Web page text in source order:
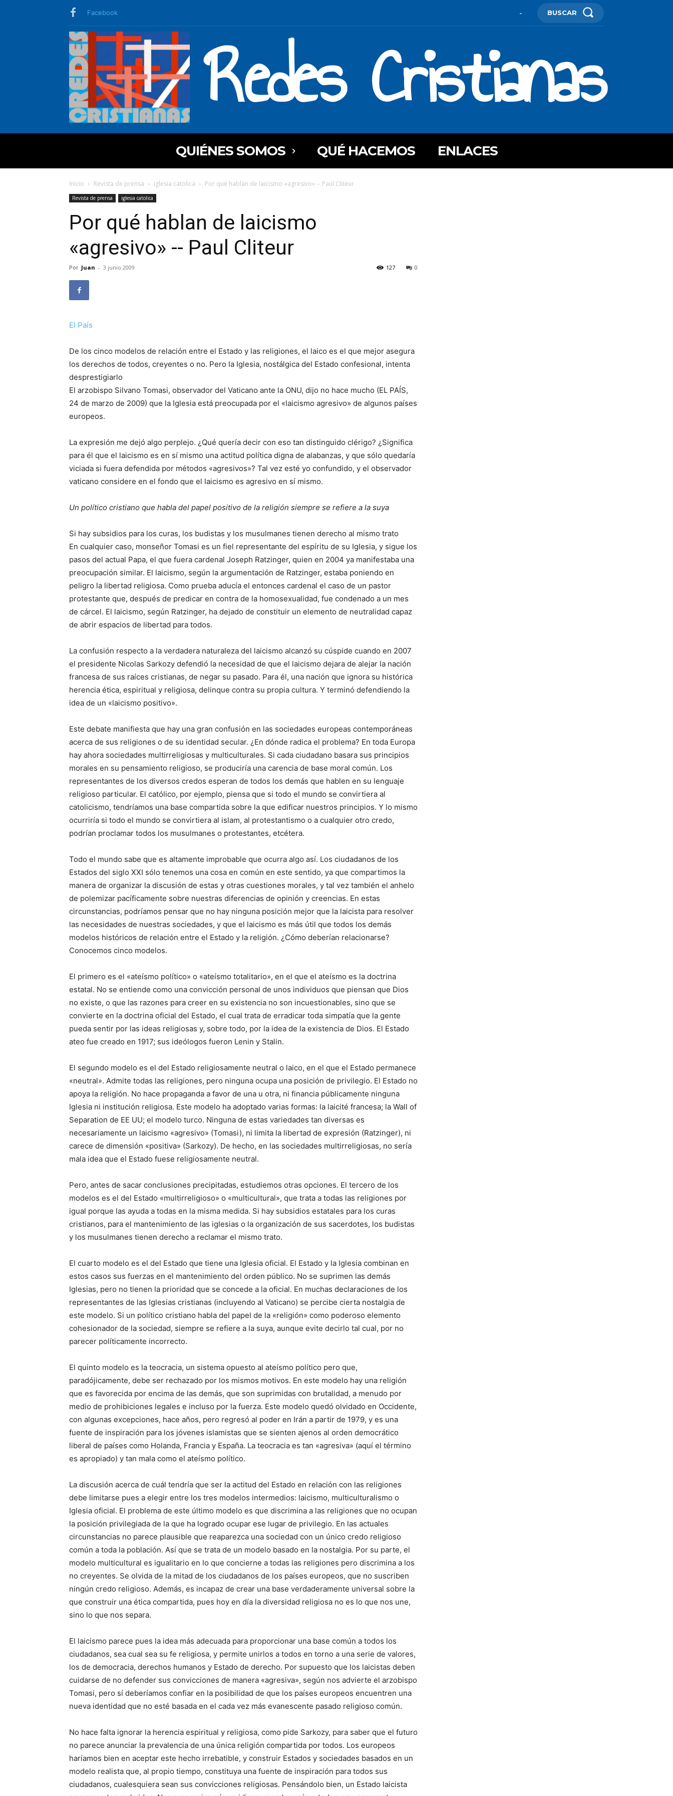
Facebook - BUSCAR
Redes Cristianas
QUIÉNES SOMOS QUÉ HACEMOS ENLACES
Inicio Revista de prensa iglesia catolica Por qué hablan de laicismo «agresivo» -- Paul Cliteur
Revista de prensa iglesia catolica
Por qué hablan de laicismo
«agresivo» -- Paul Cliteur
Por Juan - 3 junio 2009 0
127
El País
De los cinco modelos de relación entre el Estado y las religiones, el laico es el que mejor asegura
los derechos de todos, creyentes o no. Pero la Iglesia, nostálgica del Estado confesional, intenta
desprestigiarlo
El arzobispo Silvano Tomasi, observador del Vaticano ante la ONU, dijo no hace mucho (EL PAÍS,
24 de marzo de 2009) que la Iglesia está preocupada por el «laicismo agresivo» de algunos países
europeos.
La expresión me dejó algo perplejo. ¿Qué quería decir con eso tan distinguido clérigo? ¿Significa
para él que el laicismo es en sí mismo una actitud política digna de alabanzas, y que sólo quedaría
viciada si fuera defendida por métodos «agresivos»? Tal vez esté yo confundido, y el observador
vaticano considere en el fondo que el laicismo es agresivo en sí mismo.
Un político cristiano que habla del papel positivo de la religión siempre se refiere a la suya
Si hay subsidios para los curas, los budistas y los musulmanes tienen derecho al mismo trato
En cualquier caso, monseñor Tomasi es un fiel representante del espíritu de su Iglesia, y sigue los
pasos del actual Papa, el que fuera cardenal Joseph Ratzinger, quien en 2004 ya manifestaba una
preocupación similar. El laicismo, según la argumentación de Ratzinger, estaba poniendo en
peligro la libertad religiosa. Como prueba aducía el entonces cardenal el caso de un pastor
protestante que, después de predicar en contra de la homosexualidad, fue condenado a un mes
de cárcel. El laicismo, según Ratzinger, ha dejado de constituir un elemento de neutralidad capaz
de abrir espacios de libertad para todos.
La confusión respecto a la verdadera naturaleza del laicismo alcanzó su cúspide cuando en 2007
el presidente Nicolas Sarkozy defendió la necesidad de que el laicismo dejara de alejar la nación
francesa de sus raíces cristianas, de negar su pasado. Para él, una nación que ignora su histórica
herencia ética, espiritual y religiosa, delinque contra su propia cultura. Y terminó defendiendo la
idea de un «laicismo positivo».
Este debate manifiesta que hay una gran confusión en las sociedades europeas contemporáneas
acerca de sus religiones o de su identidad secular. ¿En dónde radica el problema? En toda Europa
hay ahora sociedades multirreligiosas y multiculturales. Si cada ciudadano basara sus principios
morales en su pensamiento religioso, se produciría una carencia de base moral común. Los
representantes de los diversos credos esperan de todos los demás que hablen en su lenguaje
religioso particular. El católico, por ejemplo, piensa que si todo el mundo se convirtiera al
catolicismo, tendríamos una base compartida sobre la que edificar nuestros principios. Y lo mismo
ocurriría si todo el mundo se convirtiera al islam, al protestantismo o a cualquier otro credo,
podrían proclamar todos los musulmanes o protestantes, etcétera.
Todo el mundo sabe que es altamente improbable que ocurra algo así. Los ciudadanos de los
Estados del siglo XXI sólo tenemos una cosa en común en este sentido, ya que compartimos la
manera de organizar la discusión de estas y otras cuestiones morales, y tal vez también el anhelo
de polemizar pacíficamente sobre nuestras diferencias de opinión y creencias. En estas
circunstancias, podríamos pensar que no hay ninguna posición mejor que la laicista para resolver
las necesidades de nuestras sociedades, y que el laicismo es más útil que todos los demás
modelos históricos de relación entre el Estado y la religión. ¿Cómo deberían relacionarse?
Conocemos cinco modelos.
El primero es el «ateísmo político» o «ateísmo totalitario», en el que el ateísmo es la doctrina
estatal. No se entiende como una convicción personal de unos individuos que piensan que Dios
no existe, o que las razones para creer en su existencia no son incuestionables, sino que se
convierte en la doctrina oficial del Estado, el cual trata de erradicar toda simpatía que la gente
pueda sentir por las ideas religiosas y, sobre todo, por la idea de la existencia de Dios. El Estado
ateo fue creado en 1917; sus ideólogos fueron Lenin y Stalin.
El segundo modelo es el del Estado religiosamente neutral o laico, en el que el Estado permanece
«neutral». Admite todas las religiones, pero ninguna ocupa una posición de privilegio. El Estado no
apoya la religión. No hace propaganda a favor de una u otra, ni financia públicamente ninguna
Iglesia ni institución religiosa. Este modelo ha adoptado varias formas: la laicité francesa; la Wall of
Separation de EE UU; el modelo turco. Ninguna de estas variedades tan diversas es
necesariamente un laicismo «agresivo» (Tomasi), ni limita la libertad de expresión (Ratzinger), ni
carece de dimensión «positiva» (Sarkozy). De hecho, en las sociedades multirreligiosas, no sería
mala idea que el Estado fuese religiosamente neutral.
Pero, antes de sacar conclusiones precipitadas, estudiemos otras opciones. El tercero de los
modelos es el del Estado «multirreligioso» o «multicultural», que trata a todas las religiones por
igual porque las ayuda a todas en la misma medida. Si hay subsidios estatales para los curas
cristianos, para el mantenimiento de las iglesias o la organización de sus sacerdotes, los budistas
y los musulmanes tienen derecho a reclamar el mismo trato.
El cuarto modelo es el del Estado que tiene una Iglesia oficial. El Estado y la Iglesia combinan en
estos casos sus fuerzas en el mantenimiento del orden público. No se suprimen las demás
Iglesias, pero no tienen la prioridad que se concede a la oficial. En muchas declaraciones de los
representantes de las Iglesias cristianas (incluyendo al Vaticano) se percibe cierta nostalgia de
este modelo. Si un político cristiano habla del papel de la «religión» como poderoso elemento
cohesionador de la sociedad, siempre se refiere a la suya, aunque evite decirlo tal cual, por no
parecer políticamente incorrecto.
El quinto modelo es la teocracia, un sistema opuesto al ateísmo político pero que,
paradójicamente, debe ser rechazado por los mismos motivos. En este modelo hay una religión
que es favorecida por encima de las demás, que son suprimidas con brutalidad, a menudo por
medio de prohibiciones legales e incluso por la fuerza. Este modelo quedó olvidado en Occidente,
con algunas excepciones, hace años, pero regresó al poder en Irán a partir de 1979, y es una
fuente de inspiración para los jóvenes islamistas que se sienten ajenos al orden democrático
liberal de países como Holanda, Francia y España. La teocracia es tan «agresiva» (aquí el término
es apropiado) y tan mala como el ateísmo político.
La discusión acerca de cuál tendría que ser la actitud del Estado en relación con las religiones
debe limitarse pues a elegir entre los tres modelos intermedios: laicismo, multiculturalismo o
Iglesia oficial. El problema de este último modelo es que discrimina a las religiones que no ocupan
la posición privilegiada de la que ha logrado ocupar ese lugar de privilegio. En las actuales
circunstancias no parece plausible que reaparezca una sociedad con un único credo religioso
común a toda la población. Así que se trata de un modelo basado en la nostalgia. Por su parte, el
modelo multicultural es igualitario en lo que concierne a todas las religiones pero discrimina a los
no creyentes. Se olvida de la mitad de los ciudadanos de los países europeos, que no suscriben
ningún credo religioso. Además, es incapaz de crear una base verdaderamente universal sobre la
que construir una ética compartida, pues hoy en día la diversidad religiosa no es lo que nos une,
sino lo que nos separa.
El laicismo parece pues la idea más adecuada para proporcionar una base común a todos los
ciudadanos, sea cual sea su fe religiosa, y permite unirlos a todos en torno a una serie de valores,
los de democracia, derechos humanos y Estado de derecho. Por supuesto que los laicistas deben
cuidarse de no defender sus convicciones de manera «agresiva», según nos advierte el arzobispo
Tomasi, pero sí deberíamos confiar en la posibilidad de que los países europeos encuentren una
nueva identidad que no esté basada en el cada vez más evanescente pasado religioso común.
No hace falta ignorar la herencia espiritual y religiosa, como pide Sarkozy, para saber que el futuro
no parece anunciar la prevalencia de una única religión compartida por todos. Los europeos
haríamos bien en aceptar este hecho irrebatible, y construir Estados y sociedades basados en un
modelo realista que, al propio tiempo, constituya una fuente de inspiración para todos sus
ciudadanos, cualesquiera sean sus convicciones religiosas. Pensándolo bien, un Estado laicista